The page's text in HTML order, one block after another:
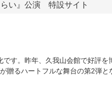
い』公演 特設サイト
です。昨年、久我山会館で好評を
贈るハートフルな舞台の第2弾と